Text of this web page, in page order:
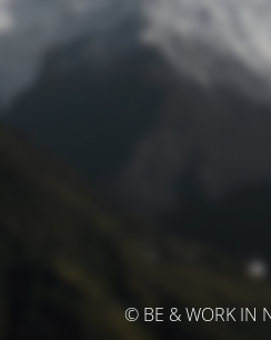
© BE & WORK IN